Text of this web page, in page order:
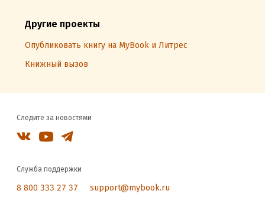
Другие проекты
Опубликовать книгу на MyBook и Литрес
Книжный вызов
Следите за новостями
Служба поддержки
8 800 333 27 37 support@mybook.ru